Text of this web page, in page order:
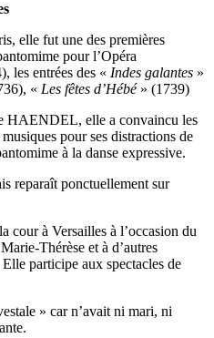
elle fut une des premières
pour l’Opéra
les entrées des « Indes galantes »
« Les fêtes d’Hébé» (1739)
elle a convaincu les
pour ses distractions de
à la danse expressive.
reparaît ponctuellement sur
cour à Versailles à l’occasion du
Thérèse et à d’autres
participe aux spectacles de
» car n’avait ni mari, ni